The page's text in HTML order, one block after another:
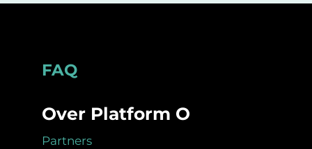
Footer
FAQ
Over Platform O
Partners